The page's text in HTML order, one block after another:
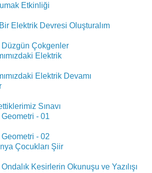
Etkinliği
Elektrik Devresi Oluşturalım
Düzgün Çokgenler
Elektrik
Elektrik Devamı
Sınavı
- 01
- 02
Çocukları Şiir
Kesirlerin Okunuşu ve Yazılışı